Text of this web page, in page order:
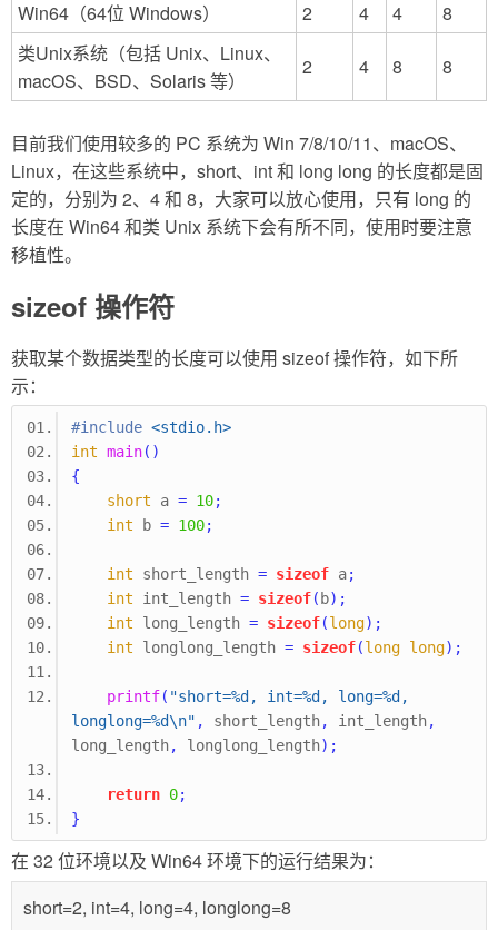
Win64（64位 Windows） 2 4 4
8
类Unix系统（包括 Unix、Linux、
macOS、BSD、Solaris 等）
2 4 8 8
目前我们使用较多的 PC 系统为 Win 7/8/10/11、macOS、
Linux，在这些系统中，short、int 和 long long 的长度都是固
定的，分别为 2、4 和 8，大家可以放心使用，只有 long 的
长度在 Win64 和类 Unix 系统下会有所不同，使用时要注意
移植性。
sizeof 操作符
获取某个数据类型的长度可以使用 sizeof 操作符，如下所
示：
#include <stdio.h>
int main()
{
short a = 10;
int b = 100;
int short_length = sizeof a;
int int_length = sizeof( b);
int long_length = sizeof(long);
int longlong_length = sizeof(long long);
printf( "short=%d, int=%d, long=%d,
longlong=%d\n" , short_length, int_length,
long_length, longlong_length);
return 0;
}
在 32 位环境以及 Win64 环境下的运行结果为：
short=2, int=4, long=4, longlong=8